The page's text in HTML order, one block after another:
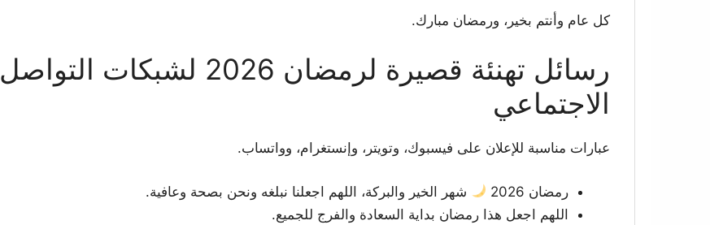
كل عام وأنتم بخير، ورمضان مبارك.
رسائل تهنئة قصيرة لرمضان 2026 لشبكات التواصل
الاجتماعي
عبارات مناسبة للإعلان على فيسبوك، وتويتر، وإنستغرام، وواتساب.
رمضان 2026
شهر الخير والبركة، اللهم اجعلنا نبلغه ونحن بصحة وعافية.
اللهم اجعل هذا رمضان بداية السعادة والفرج للجميع.